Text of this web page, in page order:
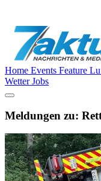
Home Events Feature
WetterJobs
Meldungen zu: